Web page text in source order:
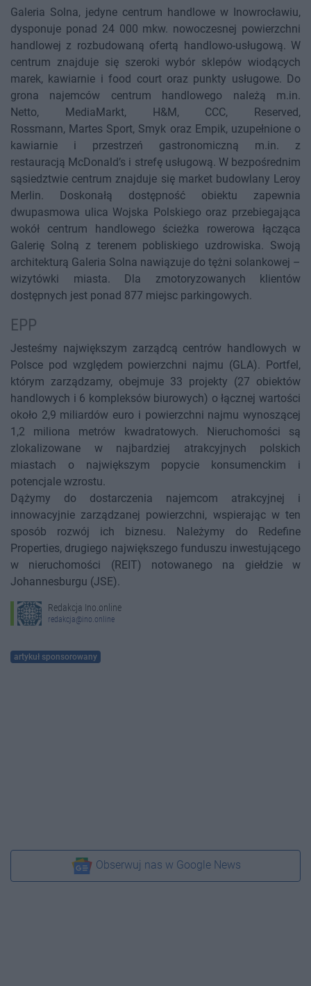
Galeria Solna, jedyne centrum handlowe w Inowrocławiu,
dysponuje ponad 24 000 mkw. nowoczesnej powierzchni
handlowej z rozbudowaną ofertą handlowo-usługową. W
centrum znajduje się szeroki wybór sklepów wiodących
marek, kawiarnie i food court oraz punkty usługowe. Do
grona najemców centrum handlowego należą m.in.
Netto, MediaMarkt, H&M, CCC, Reserved,
Rossmann, Martes Sport, Smyk oraz Empik, uzupełnione o
kawiarnie i przestrzeń gastronomiczną m.in. z
restauracją McDonald’s i strefę usługową. W bezpośrednim
sąsiedztwie centrum znajduje się market budowlany Leroy
Merlin. Doskonałą dostępność obiektu zapewnia
dwupasmowa ulica Wojska Polskiego oraz przebiegająca
wokół centrum handlowego ścieżka rowerowa łącząca
Galerię Solną z terenem pobliskiego uzdrowiska. Swoją
architekturą Galeria Solna nawiązuje do tężni solankowej –
wizytówki miasta. Dla zmotoryzowanych klientów
dostępnych jest ponad 877 miejsc parkingowych.
EPP
Jesteśmy największym zarządcą centrów handlowych w
Polsce pod względem powierzchni najmu (GLA). Portfel,
którym zarządzamy, obejmuje 33 projekty (27 obiektów
handlowych i 6 kompleksów biurowych) o łącznej wartości
około 2,9 miliardów euro i powierzchni najmu wynoszącej
1,2 miliona metrów kwadratowych. Nieruchomości są
zlokalizowane w najbardziej atrakcyjnych polskich
miastach o największym popycie konsumenckim i
potencjale wzrostu.
Dążymy do dostarczenia najemcom atrakcyjnej i
innowacyjnie zarządzanej powierzchni, wspierając w ten
sposób rozwój ich biznesu. Należymy do Redefine
Properties, drugiego największego funduszu inwestującego
w nieruchomości (REIT) notowanego na giełdzie w
Johannesburgu (JSE).
Redakcja Ino.online
redakcja@ino.online
artykuł sponsorowany
Obserwuj nas w Google News